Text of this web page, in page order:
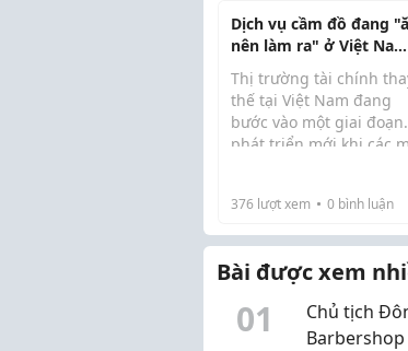
Dịch vụ cầm đồ đang
nên làm ra" ở Việt Nam
như thế nào
Thị trường tài chính
thế tại Việt Nam đang
bước vào một giai đoạn
phát triển mới khi các
thống ngày càng đóng
vai trò quan trọng trong
việc đáp ứng...
376 lượt xem 0 bình luận
Bài được xem
01
Chủ tịch